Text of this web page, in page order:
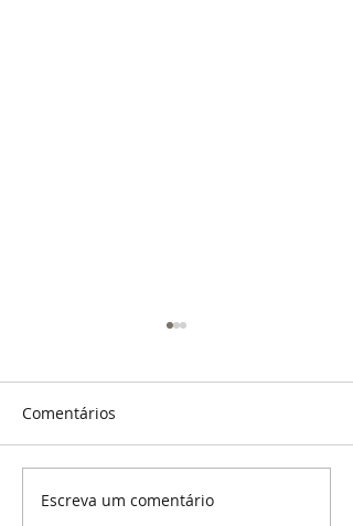
Da Visibilidade à
Comentários
Escreva um comentário